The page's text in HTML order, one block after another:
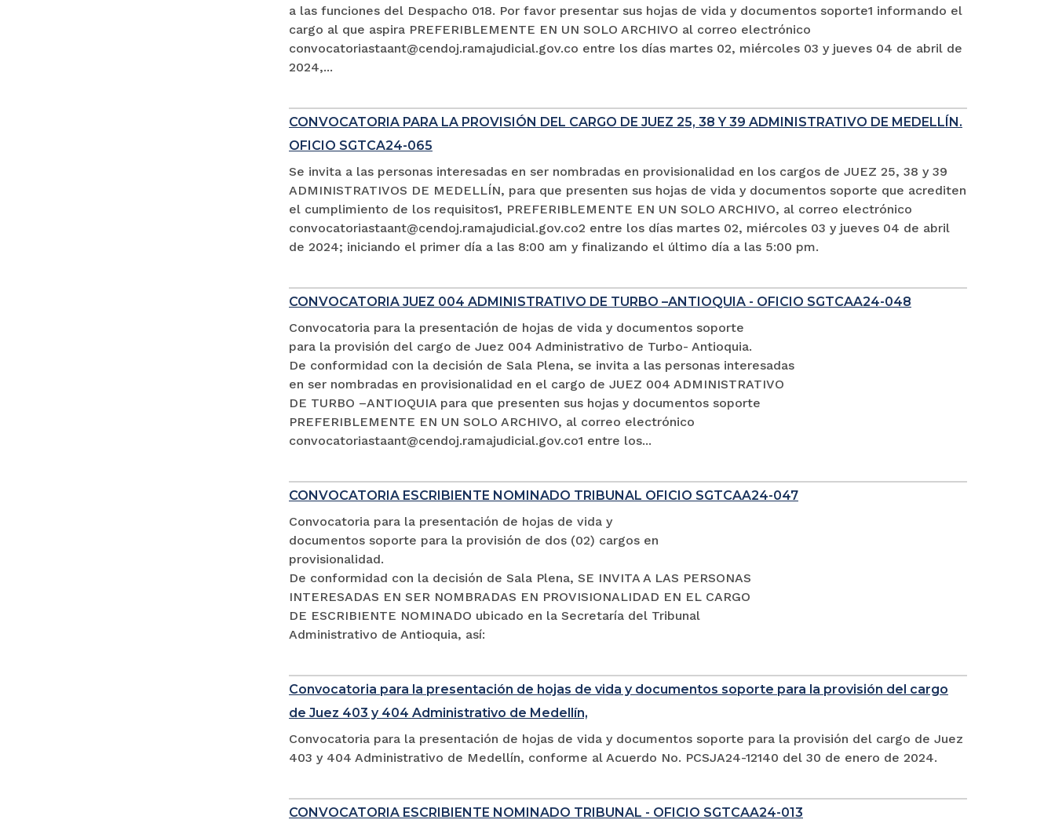
a las funciones del Despacho 018. Por favor presentar sus hojas de vida y documentos soporte1 informando el
cargo al que aspira PREFERIBLEMENTE EN UN SOLO ARCHIVO al correo electrónico
convocatoriastaant@cendoj.ramajudicial.gov.co entre los días martes 02, miércoles 03 y jueves 04 de abril de
2024,...
CONVOCATORIA PARA LA PROVISIÓN DEL CARGO DE JUEZ 25, 38 Y 39 ADMINISTRATIVO DE MEDELLÍN.
OFICIO SGTCA24-065
Se invita a las personas interesadas en ser nombradas en provisionalidad en los cargos de JUEZ 25, 38 y 39
ADMINISTRATIVOS DE MEDELLÍN, para que presenten sus hojas de vida y documentos soporte que acrediten
el cumplimiento de los requisitos1, PREFERIBLEMENTE EN UN SOLO ARCHIVO, al correo electrónico
convocatoriastaant@cendoj.ramajudicial.gov.co2 entre los días martes 02, miércoles 03 y jueves 04 de abril
de 2024; iniciando el primer día a las 8:00 am y finalizando el último día a las 5:00 pm.
CONVOCATORIA JUEZ 004 ADMINISTRATIVO DE TURBO –ANTIOQUIA - OFICIO SGTCAA24-048
Convocatoria para la presentación de hojas de vida y documentos soporte
para la provisión del cargo de Juez 004 Administrativo de Turbo- Antioquia.
De conformidad con la decisión de Sala Plena, se invita a las personas interesadas
en ser nombradas en provisionalidad en el cargo de JUEZ 004 ADMINISTRATIVO
DE TURBO –ANTIOQUIA para que presenten sus hojas y documentos soporte
PREFERIBLEMENTE EN UN SOLO ARCHIVO, al correo electrónico
convocatoriastaant@cendoj.ramajudicial.gov.co1 entre los...
CONVOCATORIA ESCRIBIENTE NOMINADO TRIBUNAL OFICIO SGTCAA24-047
Convocatoria para la presentación de hojas de vida y
documentos soporte para la provisión de dos (02) cargos en
provisionalidad.
De conformidad con la decisión de Sala Plena, SE INVITA A LAS PERSONAS
INTERESADAS EN SER NOMBRADAS EN PROVISIONALIDAD EN EL CARGO
DE ESCRIBIENTE NOMINADO ubicado en la Secretaría del Tribunal
Administrativo de Antioquia, así:
Convocatoria para la presentación de hojas de vida y documentos soporte para la provisión del cargo
de Juez 403 y 404 Administrativo de Medellín,
Convocatoria para la presentación de hojas de vida y documentos soporte para la provisión del cargo de Juez
403 y 404 Administrativo de Medellín, conforme al Acuerdo No. PCSJA24-12140 del 30 de enero de 2024.
CONVOCATORIA ESCRIBIENTE NOMINADO TRIBUNAL - OFICIO SGTCAA24-013